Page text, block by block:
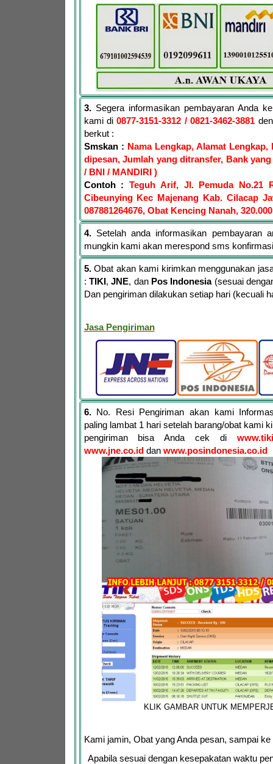
3.Segera informasikan pembayaran Anda
kami di0877-3151-3312 / 0821-3462-3881
berkut :
Smskan : Nama Lengkap, Alamat Lengkap,
dipesan, Jumlah yang ditransfer, Bank
/ BNI / MANDIRI )
Contoh : Teguh Arif, Jl. Pemuda No.21
Cibeunying Kec Majenang Kab. Cilacap
087881264676, Obat Kencing Nanah,
4.Setelah anda informasikan pembayaran
mungkin kami akan merespond sms
5.Obat akan kami kirimkan menggunakan
: TIKI,JNE, dan Pos Indonesia(sesuai
Dan pengiriman dilakukan setiap hari (kecuali
Jasa Pengiriman
6.No. Resi Pengiriman akan kami
paling lambat 1 hari setelah barang/obat kami
pengiriman bisa Anda cek di
www.jne.co.iddan www.posindonesia.co.id
KLIK GAMBAR UNTUK
Kami jamin, Obat yang Anda pesan, sampai ke
Apabila sesuai dengan kesepakatan waktu